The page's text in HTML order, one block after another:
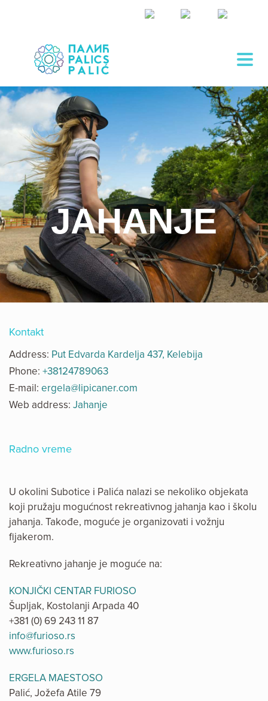
JAHANJE
Kontakt
Address: Put Edvarda Kardelja 437, Kelebija
Phone: +38124789063
E-mail: ergela@lipicaner.com
Web address: Jahanje
Radno vreme
U okolini Subotice i Palića nalazi se nekoliko objekata
koji pružaju mogućnost rekreativnog jahanja kao i školu
jahanja. Takođe, moguće je organizovati i vožnju
fijakerom.
Rekreativno jahanje je moguće na:
KONJIČKI CENTAR FURIOSO
Šupljak, Kostolanji Arpada 40
+381 (0) 69 243 11 87
info@furioso.rs
www.furioso.rs
ERGELA MAESTOSO
Palić, Jožefa Atile 79